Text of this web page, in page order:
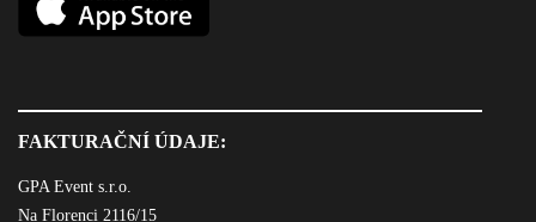
FAKTURAČNÍ ÚDAJE:
GPA Event s.r.o.
Na Florenci 2116/15